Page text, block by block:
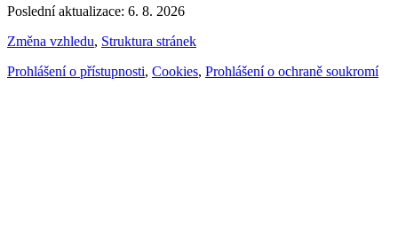
Poslední aktualizace: 6. 8. 2026
Změna vzhledu, Struktura stránek
Prohlášení o přístupnosti, Cookies, Prohlášení o ochraně soukromí